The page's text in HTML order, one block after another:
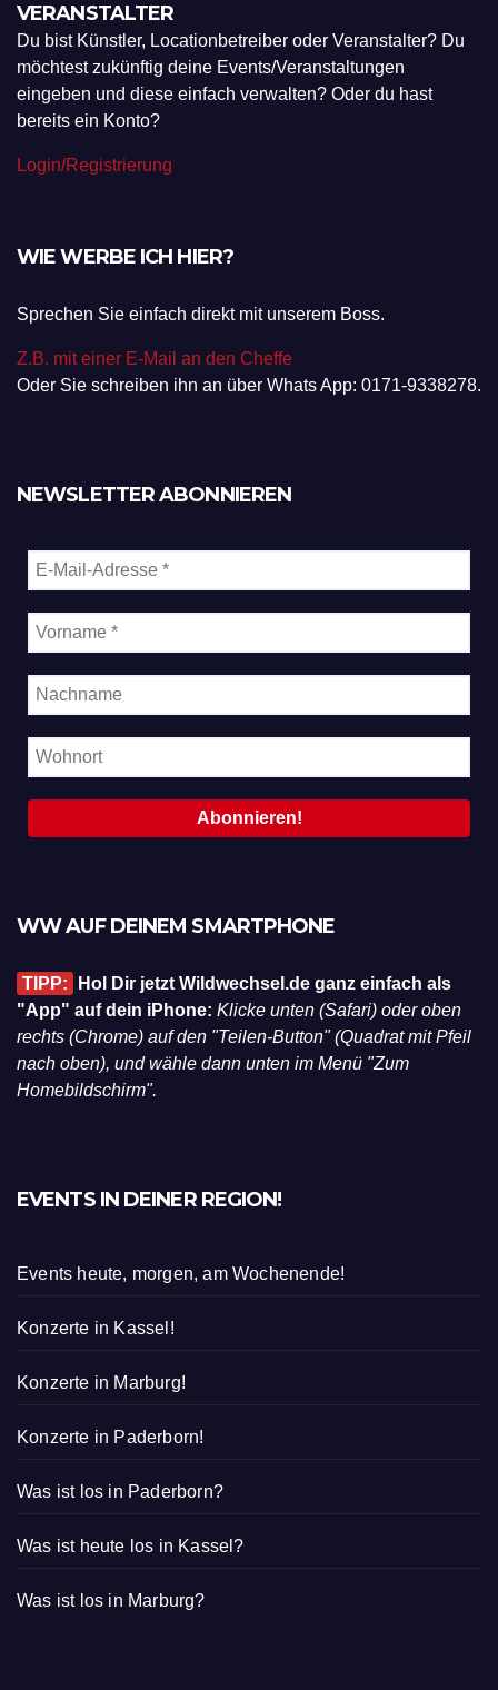
VERANSTALTER
Du bist Künstler, Locationbetreiber oder Veranstalter? Du
möchtest zukünftig deine Events/Veranstaltungen
eingeben und diese einfach verwalten? Oder du hast
bereits ein Konto?
Login/Registrierung
WIE WERBE ICH HIER?
Sprechen Sie einfach direkt mit unserem Boss.
Z.B. mit einer E-Mail an den Cheffe
Oder Sie schreiben ihn an über Whats App: 0171-9338278.
NEWSLETTER ABONNIEREN
WW AUF DEINEM SMARTPHONE
TIPP:
Hol Dir jetzt Wildwechsel.de ganz einfach als
"App" auf dein iPhone: Klicke unten (Safari) oder oben
rechts (Chrome) auf den "Teilen-Button" (Quadrat mit Pfeil
nach oben), und wähle dann unten im Menü "Zum
Homebildschirm".
EVENTS IN DEINER REGION!
Events heute, morgen, am Wochenende!
Konzerte in Kassel!
Konzerte in Marburg!
Konzerte in Paderborn!
Was ist los in Paderborn?
Was ist heute los in Kassel?
Was ist los in Marburg?